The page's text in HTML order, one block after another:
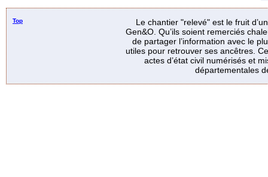
Top
Le chantier "relevé" est le fruit
Gen&O. Qu’ils soient remerciés
de partager l’information avec le
utiles pour retrouver ses ancêtres.
actes d’état civil numérisés et
départementales